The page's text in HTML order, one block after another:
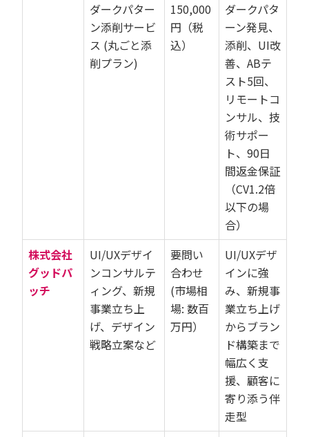
ダークパター
ン添削サービ
ス (丸ごと添
削プラン)
150,000
円（税
込）
ダークパタ
ーン発見、
添削、UI改
善、ABテ
スト5回、
リモートコ
ンサル、技
術サポー
ト、90日
間返金保証
（CV1.2倍
以下の場
合）
株式会社
グッドパ
ッチ
UI/UXデザイ
ンコンサルテ
ィング、新規
事業立ち上
げ、デザイン
戦略立案など
要問い
合わせ
(市場相
場: 数百
万円）
UI/UXデザ
インに強
み、新規事
業立ち上げ
からブラン
ド構築まで
幅広く支
援、顧客に
寄り添う伴
走型